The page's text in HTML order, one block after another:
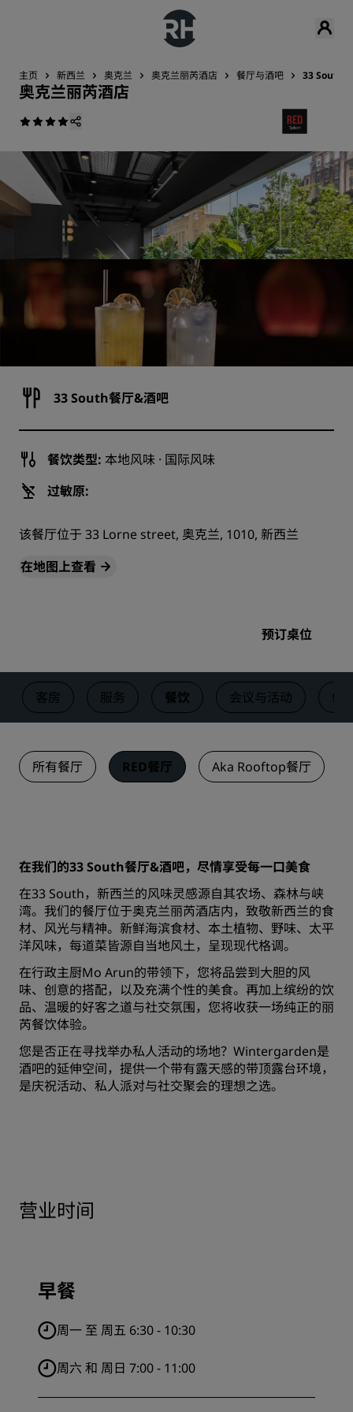
主页 新西兰 奥克兰 奥克兰丽芮酒店 餐厅与酒吧 33 South
奥克兰丽芮酒店
33 South餐厅&酒吧
餐饮类型: 本地风味 · 国际风味
过敏原:
该餐厅位于 33 Lorne street, 奥克兰, 1010, 新西兰
在地图上查看
预订桌位
客房 服务 餐饮 会议与活动 健
所有餐厅 RED餐厅 Aka Rooftop餐厅
在我们的33 South餐厅&酒吧，尽情享受每一口美食
在33 South，新西兰的风味灵感源自其农场、森林与峡
湾。我们的餐厅位于奥克兰丽芮酒店内，致敬新西兰的食
材、风光与精神。新鲜海滨食材、本土植物、野味、太平
洋风味，每道菜皆源自当地风土，呈现现代格调。
在行政主厨Mo Arun的带领下，您将品尝到大胆的风
味、创意的搭配，以及充满个性的美食。再加上缤纷的饮
品、温暖的好客之道与社交氛围，您将收获一场纯正的丽
芮餐饮体验。
您是否正在寻找举办私人活动的场地？Wintergarden是
酒吧的延伸空间，提供一个带有露天感的带顶露台环境，
是庆祝活动、私人派对与社交聚会的理想之选。
营业时间
早餐
周一 至 周五 6:30 - 10:30
周六 和 周日 7:00 - 11:00